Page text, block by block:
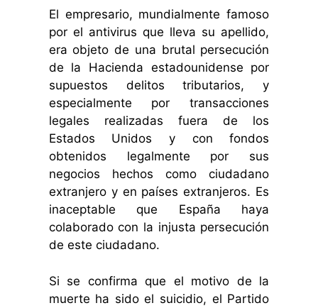
El empresario, mundialmente famoso
por el antivirus que lleva su apellido,
era objeto de una brutal persecución
de la Hacienda estadounidense por
supuestos delitos tributarios, y
especialmente por transacciones
legales realizadas fuera de los
Estados Unidos y con fondos
obtenidos legalmente por sus
negocios hechos como ciudadano
extranjero y en países extranjeros. Es
inaceptable que España haya
colaborado con la injusta persecución
de este ciudadano.
Si se confirma que el motivo de la
muerte ha sido el suicidio, el Partido